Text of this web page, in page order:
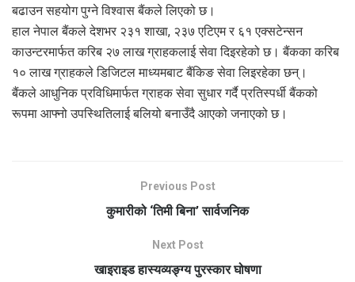
बढाउन सहयोग पुग्ने विश्वास बैंकले लिएको छ।
हाल नेपाल बैंकले देशभर २३१ शाखा, २३७ एटिएम र ६१ एक्सटेन्सन
काउन्टरमार्फत करिब २७ लाख ग्राहकलाई सेवा दिइरहेको छ। बैंकका करिब
१० लाख ग्राहकले डिजिटल माध्यमबाट बैंकिङ सेवा लिइरहेका छन्।
बैंकले आधुनिक प्रविधिमार्फत ग्राहक सेवा सुधार गर्दै प्रतिस्पर्धी बैंकको
रूपमा आफ्नो उपस्थितिलाई बलियो बनाउँदै आएको जनाएको छ।
Previous Post
कुमारीको ‘तिमी बिना’ सार्वजनिक
Next Post
खाइराइड हास्यव्यङ्ग्य पुरस्कार घोषणा